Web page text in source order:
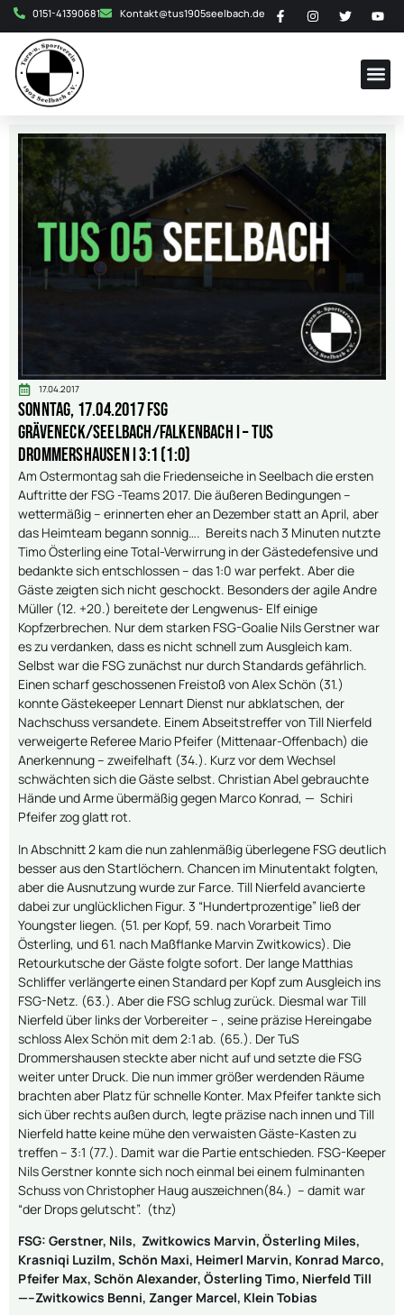
0151-41390681 Kontakt@tus1905seelbach.de
17.04.2017
Sonntag, 17.04.2017 FSG
Gräveneck/Seelbach/Falkenbach I – TuS
Drommershausen I 3:1 (1:0)
Am Ostermontag sah die Friedenseiche in Seelbach die ersten
Auftritte der FSG -Teams 2017. Die äußeren Bedingungen –
wettermäßig – erinnerten eher an Dezember statt an April, aber
das Heimteam begann sonnig…. Bereits nach 3 Minuten nutzte
Timo Österling eine Total-Verwirrung in der Gästedefensive und
bedankte sich entschlossen – das 1:0 war perfekt. Aber die
Gäste zeigten sich nicht geschockt. Besonders der agile Andre
Müller (12. +20.) bereitete der Lengwenus- Elf einige
Kopfzerbrechen. Nur dem starken FSG-Goalie Nils Gerstner war
es zu verdanken, dass es nicht schnell zum Ausgleich kam.
Selbst war die FSG zunächst nur durch Standards gefährlich.
Einen scharf geschossenen Freistoß von Alex Schön (31.)
konnte Gästekeeper Lennart Dienst nur abklatschen, der
Nachschuss versandete. Einem Abseitstreffer von Till Nierfeld
verweigerte Referee Mario Pfeifer (Mittenaar-Offenbach) die
Anerkennung – zweifelhaft (34.). Kurz vor dem Wechsel
schwächten sich die Gäste selbst. Christian Abel gebrauchte
Hände und Arme übermäßig gegen Marco Konrad, — Schiri
Pfeifer zog glatt rot.
In Abschnitt 2 kam die nun zahlenmäßig überlegene FSG deutlich
besser aus den Startlöchern. Chancen im Minutentakt folgten,
aber die Ausnutzung wurde zur Farce. Till Nierfeld avancierte
dabei zur unglücklichen Figur. 3 “Hundertprozentige” ließ der
Youngster liegen. (51. per Kopf, 59. nach Vorarbeit Timo
Österling, und 61. nach Maßflanke Marvin Zwitkowics). Die
Retourkutsche der Gäste folgte sofort. Der lange Matthias
Schliffer verlängerte einen Standard per Kopf zum Ausgleich ins
FSG-Netz. (63.). Aber die FSG schlug zurück. Diesmal war Till
Nierfeld über links der Vorbereiter – , seine präzise Hereingabe
schloss Alex Schön mit dem 2:1 ab. (65.). Der TuS
Drommershausen steckte aber nicht auf und setzte die FSG
weiter unter Druck. Die nun immer größer werdenden Räume
brachten aber Platz für schnelle Konter. Max Pfeifer tankte sich
sich über rechts außen durch, legte präzise nach innen und Till
Nierfeld hatte keine mühe den verwaisten Gäste-Kasten zu
treffen – 3:1 (77.). Damit war die Partie entschieden. FSG-Keeper
Nils Gerstner konnte sich noch einmal bei einem fulminanten
Schuss von Christopher Haug auszeichnen(84.) – damit war
“der Drops gelutscht”. (thz)
FSG: Gerstner, Nils, Zwitkowics Marvin, Österling Miles,
Krasniqi Luzilm, Schön Maxi, Heimerl Marvin, Konrad Marco,
Pfeifer Max, Schön Alexander, Österling Timo, Nierfeld Till
—–Zwitkowics Benni, Zanger Marcel, Klein Tobias